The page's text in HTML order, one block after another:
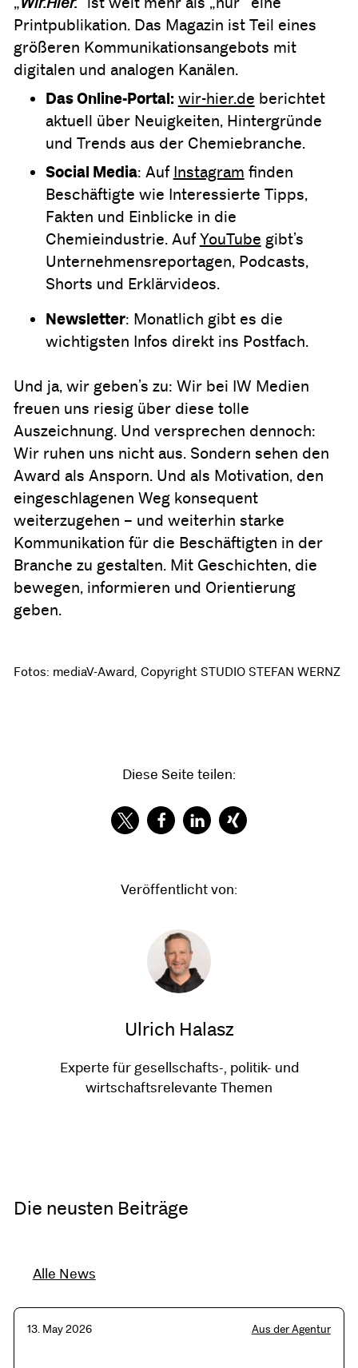
Printpublikation. Das Magazin ist Teil eines
größeren Kommunikationsangebots mit
digitalen und analogen Kanälen.
Das Online-Portal: wir-hier.de berichtet
aktuell über Neuigkeiten, Hintergründe
und Trends aus der Chemiebranche.
Social Media: Auf Instagram finden
Beschäftigte wie Interessierte Tipps,
Fakten und Einblicke in die
Chemieindustrie. AufYouTube gibt’s
Unternehmensreportagen, Podcasts,
Shorts und Erklärvideos.
Newsletter: Monatlich gibt es die
wichtigsten Infos direkt ins Postfach.
Und ja, wir geben’s zu: Wir bei IW Medien
freuen uns riesig über diese tolle
Auszeichnung. Und versprechen dennoch:
Wir ruhen uns nicht aus. Sondern sehen den
Award als Ansporn. Und als Motivation, den
eingeschlagenen Weg konsequent
weiterzugehen – und weiterhin starke
Kommunikation für die Beschäftigten in der
Branche zu gestalten. Mit Geschichten, die
bewegen, informieren und Orientierung
geben.
Fotos: mediaV-Award, Copyright STUDIO STEFAN WERNZ
Diese Seite teilen:
Veröffentlicht von:
Ulrich Halasz
Experte für gesellschafts-, politik- und
wirtschaftsrelevante Themen
Die neusten Beiträge
Alle News
13. May 2026 Aus der Agentur